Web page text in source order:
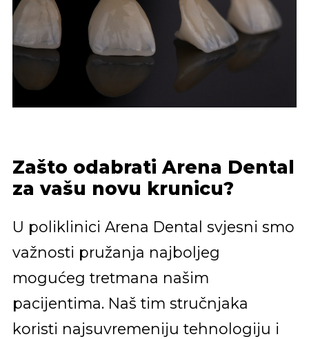
Zašto odabrati Arena Dental
za vašu novu krunicu?
U poliklinici Arena Dental svjesni smo
važnosti pružanja najboljeg
mogućeg tretmana našim
pacijentima. Naš tim stručnjaka
koristi najsuvremeniju tehnologiju i